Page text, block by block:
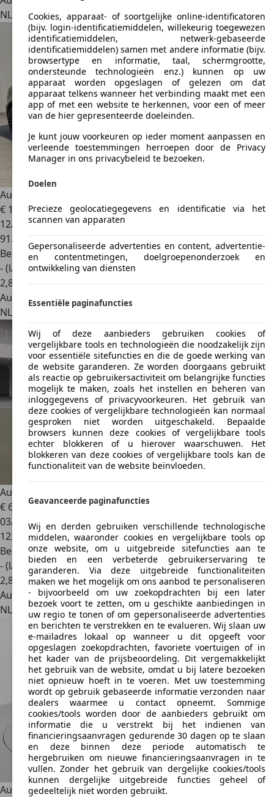
NL 2288 JARijswijk
Audi A3
€ 13.445
12/2015
91.754 km
Benzine
- (l/100 km)
2,8
Autobedrijf
NL 6229 PB
Maastricht
Audi A3
€ 6.995
03/2008
122.764 km
Benzine
- (l/100 km)
2,8
Autobedrijf
NL 3812 RJAmersfoort
Audi A3Sportback 1.4 TFSI Ambition Pro Line S PDC STOELV
Cookies, apparaat- of soortgelijke online-identificatoren
(bijv. login-identificatiemiddelen, willekeurig toegewezen
identificatiemiddelen, netwerk-gebaseerde
identificatiemiddelen) samen met andere informatie (bijv.
browsertype en informatie, taal, schermgrootte,
ondersteunde technologieën enz.) kunnen op uw
apparaat worden opgeslagen of gelezen om dat
apparaat telkens wanneer het verbinding maakt met een
app of met een website te herkennen, voor een of meer
van de hier gepresenteerde doeleinden.
Je kunt jouw voorkeuren op ieder moment aanpassen en
verleende toestemmingen herroepen door de Privacy
Manager in ons privacybeleid te bezoeken.
Doelen
Precieze geolocatiegegevens en identificatie via het
scannen van apparaten
Gepersonaliseerde advertenties en content, advertentie-
en contentmetingen, doelgroepenonderzoek en
ontwikkeling van diensten
Essentiële paginafuncties
Wij of deze aanbieders gebruiken cookies of
vergelijkbare tools en technologieën die noodzakelijk zijn
voor essentiële sitefuncties en die de goede werking van
de website garanderen. Ze worden doorgaans gebruikt
als reactie op gebruikersactiviteit om belangrijke functies
mogelijk te maken, zoals het instellen en beheren van
inloggegevens of privacyvoorkeuren. Het gebruik van
deze cookies of vergelijkbare technologieën kan normaal
gesproken niet worden uitgeschakeld. Bepaalde
browsers kunnen deze cookies of vergelijkbare tools
echter blokkeren of u hierover waarschuwen. Het
blokkeren van deze cookies of vergelijkbare tools kan de
functionaliteit van de website beïnvloeden.
Geavanceerde paginafuncties
Wij en derden gebruiken verschillende technologische
middelen, waaronder cookies en vergelijkbare tools op
onze website, om u uitgebreide sitefuncties aan te
bieden en een verbeterde gebruikerservaring te
garanderen. Via deze uitgebreide functionaliteiten
maken we het mogelijk om ons aanbod te personaliseren
- bijvoorbeeld om uw zoekopdrachten bij een later
bezoek voort te zetten, om u geschikte aanbiedingen in
uw regio te tonen of om gepersonaliseerde advertenties
en berichten te verstrekken en te evalueren. Wij slaan uw
e-mailadres lokaal op wanneer u dit opgeeft voor
opgeslagen zoekopdrachten, favoriete voertuigen of in
het kader van de prijsbeoordeling. Dit vergemakkelijkt
het gebruik van de website, omdat u bij latere bezoeken
niet opnieuw hoeft in te voeren. Met uw toestemming
wordt op gebruik gebaseerde informatie verzonden naar
dealers waarmee u contact opneemt. Sommige
cookies/tools worden door de aanbieders gebruikt om
informatie die u verstrekt bij het indienen van
financieringsaanvragen gedurende 30 dagen op te slaan
en deze binnen deze periode automatisch te
hergebruiken om nieuwe financieringsaanvragen in te
vullen. Zonder het gebruik van dergelijke cookies/tools
kunnen dergelijke uitgebreide functies geheel of
gedeeltelijk niet worden gebruikt.